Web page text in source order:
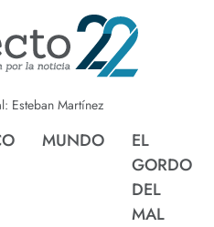
Esteban Martínez
MUNDO
EL
GORDO
DEL
MAL